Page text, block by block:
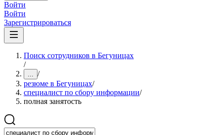
Войти
Войти
Зарегистрироваться
Поиск сотрудников в Бегуницах
/
... /
резюме в Бегуницах/
специалист по сбору информации/
полная занятость